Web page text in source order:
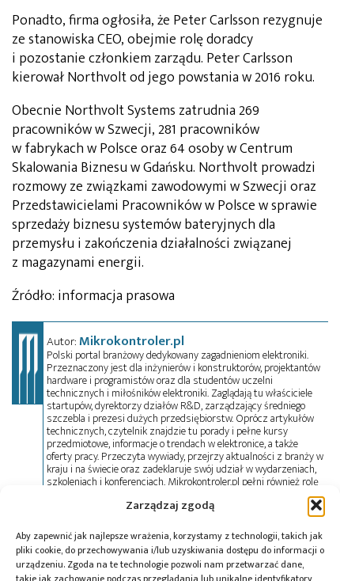
Zarządzaj zgodą
Aby zapewnić jak najlepsze wrażenia, korzystamy z technologii, takich jak
pliki cookie, do przechowywania i/lub uzyskiwania dostępu do informacji o
urządzeniu. Zgoda na te technologie pozwoli nam przetwarzać dane,
Ponadto, firma ogłosiła, że Peter Carlsson rezygnuje
ze stanowiska CEO, obejmie rolę doradcy
i pozostanie członkiem zarządu. Peter Carlsson
kierował Northvolt od jego powstania w 2016 roku.
Obecnie Northvolt Systems zatrudnia 269
pracowników w Szwecji, 281 pracowników
w fabrykach w Polsce oraz 64 osoby w Centrum
Skalowania Biznesu w Gdańsku. Northvolt prowadzi
rozmowy ze związkami zawodowymi w Szwecji oraz
Przedstawicielami Pracowników w Polsce w sprawie
sprzedaży biznesu systemów bateryjnych dla
przemysłu i zakończenia działalności związanej
z magazynami energii.
Źródło: informacja prasowa
Autor:Mikrokontroler.pl
Polski portal branżowy dedykowany zagadnieniom elektroniki.
Przeznaczony jest dla inżynierów i konstruktorów, projektantów
hardware i programistów oraz dla studentów uczelni
technicznych i miłośników elektroniki. Zaglądają tu właściciele
startupów, dyrektorzy działów R&D, zarządzający średniego
szczebla i prezesi dużych przedsiębiorstw. Oprócz artykułów
technicznych, czytelnik znajdzie tu porady i pełne kursy
przedmiotowe, informacje o trendach w elektronice, a także
oferty pracy. Przeczyta wywiady, przejrzy aktualności z branży w
kraju i na świecie oraz zadeklaruje swój udział w wydarzeniach,
szkoleniach i konferencjach. Mikrokontroler.pl pełni również rolę
patrona medialnego imprez targowych, konkursów, hackathonów
i seminariów. Zapraszamy do współpracy!
Tagi:magazyn energii,Northvolt